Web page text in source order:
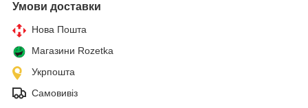
Умови доставки
Нова Пошта
Магазини Rozetka
Укрпошта
Самовивіз